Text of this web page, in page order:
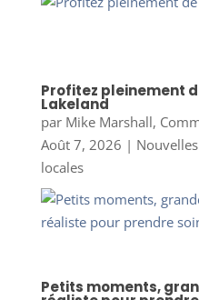
Profitez pleinement
Lakeland
par Mike Marshall,
Août 7, 2026 |
locales
Petits moments,